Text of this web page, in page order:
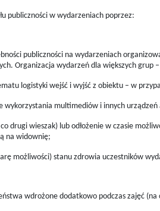
publiczności w wydarzeniach poprzez:
publiczności na wydarzeniach
Organizacja wydarzeń dla większych grup
logistyki wejść i wyjść z obiektu – w
wykorzystania multimediów i innych
drugi wieszak) lub odłożenie w czasie
na widownię;
możliwości) stanu zdrowia uczestników
wdrożone dodatkowo podczas zajęć